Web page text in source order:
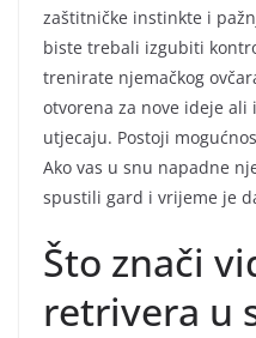
zaštitničke instinkte i
biste trebali izgubiti
trenirate njemačkog
otvorena za nove ideje ali
utjecaju. Postoji
Ako vas u snu napadne
spustili gard i vrijeme je
Što znači
retrivera u